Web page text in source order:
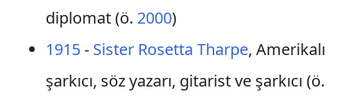
diplomat (ö. 2000)
1915- Sister Rosetta Tharpe, Amerikalı
şarkıcı, söz yazarı, gitarist ve şarkıcı (ö.